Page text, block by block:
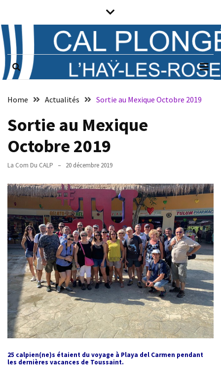
content
Prochains
évènements
Notice
Il n’y a pas
d’évènements
Horaires
Vendredi
21h
23h
plongée,
nage
apnée
Samedi
11h
12h30
nage
apnée
content
CAL PLONGÉE
Club associatif de plongée sous-
marine de L'Haÿ-les-Roses (94)
Home Actualités Sortie au Mexique Octobre 2019
Sortie au Mexique
Octobre 2019
La Com Du CALP 20 décembre 2019
25 calpien(ne)s étaient du voyage à Playa del Carmen pendant
les dernières vacances de Toussaint.